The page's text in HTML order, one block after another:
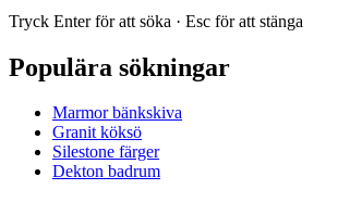
Tryck Enter för att söka · Esc för att stänga
Populära sökningar
Marmor bänkskiva
Granit köksö
Silestone färger
Dekton badrum